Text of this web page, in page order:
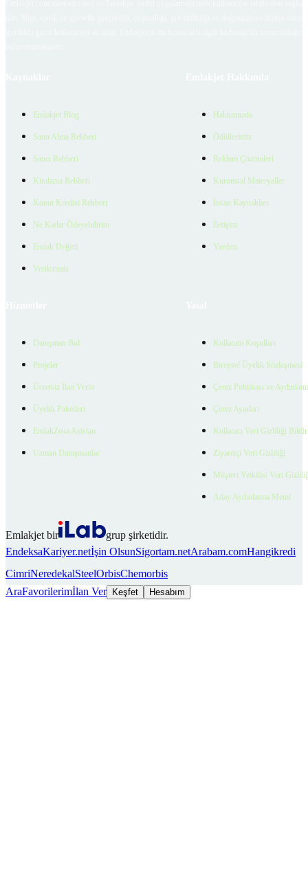
Emlakjet Blog
Satın Alma Rehberi
Satıcı Rehberi
Kiralama Rehberi
Konut Kredisi Rehberi
Ne Kadar Ödeyebilirim
Emlak Değeri
Verilerimiz
Hakkımızda
Ödüllerimiz
Reklam Çözümleri
Kurumsal Materyaller
İnsan Kaynakları
İletişim
Yardım
Danışman Bul
Projeler
Ücretsiz İlan Verin
Üyelik Paketleri
EmlakZeka Asistan
Uzman Danışmanlar
Kullanım Koşulları
Bireysel Üyelik Sözleşmesi
Çerez Politikası ve
Çerez Ayarları
Kullanıcı Veri Gizliliği
Ziyaretçi Veri Gizliliği
Müşteri Yetkilisi Veri
Aday Aydınlatma Metni
Emlakjet bir
grup şirketidir.
EndeksaKariyer.netİşin OlsunSigortam.netArabam.comHangikredi
CimriNeredekalSteelOrbisChemorbis
AraFavorilerimİlan Ver Keşfet Hesabım